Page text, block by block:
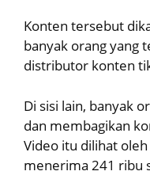
Konten tersebut
banyak orang yang
distributor konten
Di sisi lain, banyak
dan membagikan
Video itu dilihat
menerima 241 ribu